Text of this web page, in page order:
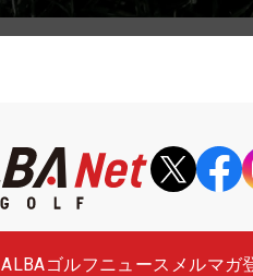
ALBAゴルフニュース メルマガ